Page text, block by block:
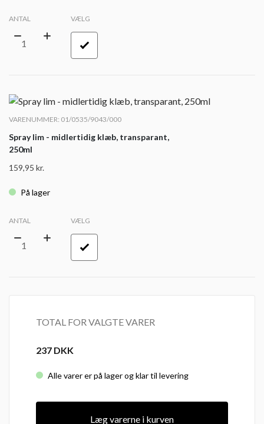
ANTAL VÆLG
VARENUMMER: 01/0535/9043/000
Spray lim - midlertidig klæb, transparant,
250ml
159,95 kr.
På lager
ANTAL VÆLG
TOTAL FOR VALGTE VARER
237 DKK
Alle varer er på lager og klar til levering
Læg varerne i kurven